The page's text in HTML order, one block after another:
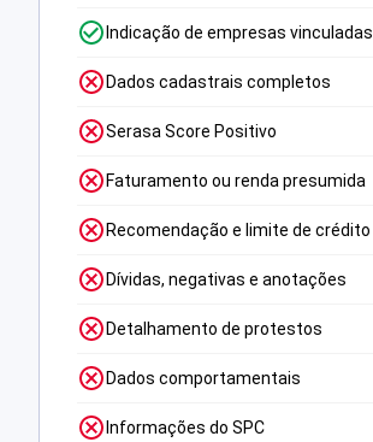
Indicação de empresas vinculadas
Dados cadastrais completos
Serasa Score Positivo
Faturamento ou renda presumida
Recomendação e limite de crédito
Dívidas, negativas e anotações
Detalhamento de protestos
Dados comportamentais
Informações do SPC